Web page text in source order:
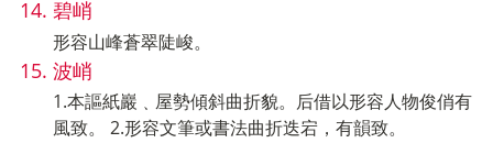
碧峭
形容山峰蒼翠陡峻。
波峭
1.本謳紙巖﹑屋勢傾斜曲折貌。后借以形容人物俊俏有
風致。 2.形容文筆或書法曲折迭宕，有韻致。